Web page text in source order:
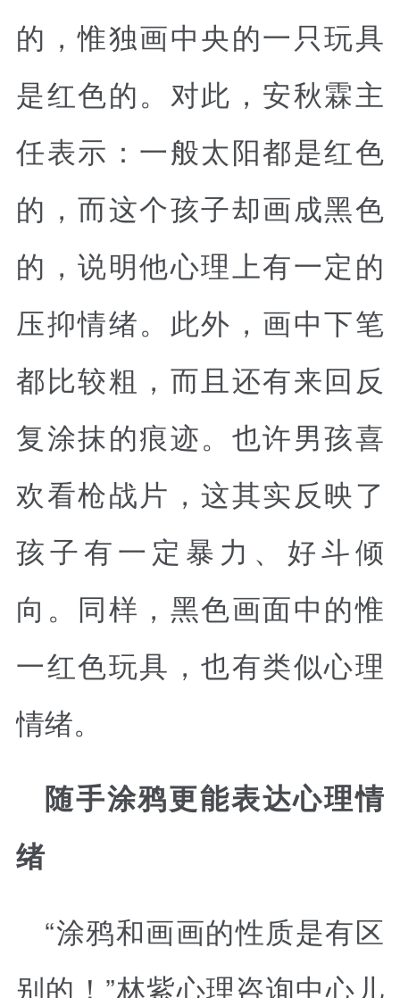
的，惟独画中央的一只玩具
是红色的。对此，安秋霖主
任表示：一般太阳都是红色
的，而这个孩子却画成黑色
的，说明他心理上有一定的
压抑情绪。此外，画中下笔
都比较粗，而且还有来回反
复涂抹的痕迹。也许男孩喜
欢看枪战片，这其实反映了
孩子有一定暴力、好斗倾
向。同样，黑色画面中的惟
一红色玩具，也有类似心理
情绪。
随手涂鸦更能表达心理情
绪
“涂鸦和画画的性质是有区
别的！”林紫心理咨询中心儿